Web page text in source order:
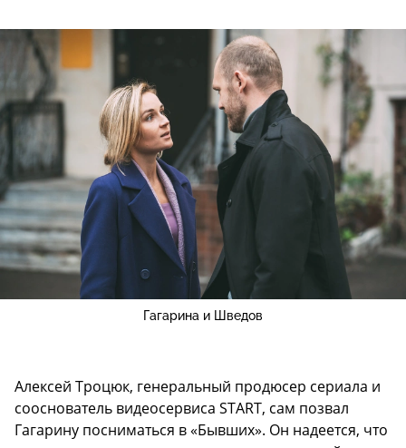
Гагарина и Шведов
Алексей Троцюк, генеральный продюсер сериала и
сооснователь видеосервиса START, сам позвал
Гагарину посниматься в «Бывших». Он надеется, что